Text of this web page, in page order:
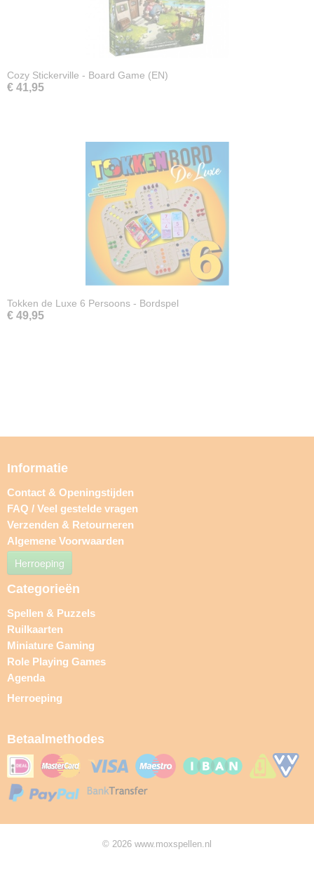
Cozy Stickerville - Board Game (EN)
€ 41,95
Tokken de Luxe 6 Persoons - Bordspel
€ 49,95
Informatie
Contact & Openingstijden
FAQ / Veel gestelde vragen
Verzenden & Retourneren
Algemene Voorwaarden
Herroeping
Categorieën
Spellen & Puzzels
Ruilkaarten
Miniature Gaming
Role Playing Games
Agenda
Herroeping
Betaalmethodes
© 2026 www.moxspellen.nl